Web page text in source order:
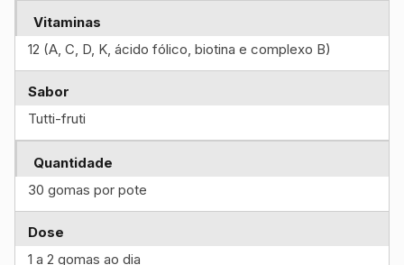
Vitaminas
12 (A, C, D, K, ácido fólico, biotina e complexo B)
Sabor
Tutti-fruti
Quantidade
30 gomas por pote
Dose
1 a 2 gomas ao dia